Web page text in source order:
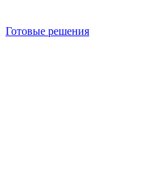
Готовые решения